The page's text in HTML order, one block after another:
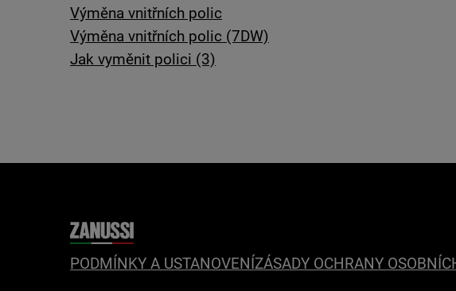
Výměna vnitřních polic
Výměna vnitřních polic (7DW)
Jak vyměnit polici (3)
PODMÍNKY A USTANOVENÍZÁSADY OCHRANY